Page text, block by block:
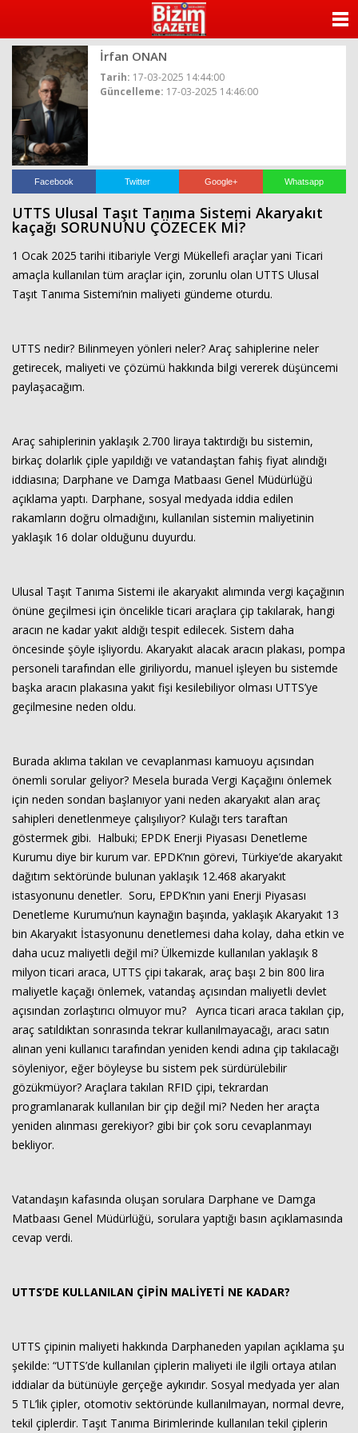
İrfan ONAN
Tarih: 17-03-2025 14:44:00
Güncelleme: 17-03-2025 14:46:00
Facebook Twitter Google+ Whatsapp
UTTS Ulusal Taşıt Tanıma Sistemi Akaryakıt
kaçağı SORUNUNU ÇÖZECEK Mİ?
1 Ocak 2025 tarihi itibariyle Vergi Mükellefi araçlar yani Ticari
amaçla kullanılan tüm araçlar için, zorunlu olan UTTS Ulusal
Taşıt Tanıma Sistemi’nin maliyeti gündeme oturdu.
UTTS nedir? Bilinmeyen yönleri neler? Araç sahiplerine neler
getirecek, maliyeti ve çözümü hakkında bilgi vererek düşüncemi
paylaşacağım.
Araç sahiplerinin yaklaşık 2.700 liraya taktırdığı bu sistemin,
birkaç dolarlık çiple yapıldığı ve vatandaştan fahiş fiyat alındığı
iddiasına; Darphane ve Damga Matbaası Genel Müdürlüğü
açıklama yaptı. Darphane, sosyal medyada iddia edilen
rakamların doğru olmadığını, kullanılan sistemin maliyetinin
yaklaşık 16 dolar olduğunu duyurdu.
Ulusal Taşıt Tanıma Sistemi ile akaryakıt alımında vergi kaçağının
önüne geçilmesi için öncelikle ticari araçlara çip takılarak, hangi
aracın ne kadar yakıt aldığı tespit edilecek. Sistem daha
öncesinde şöyle işliyordu. Akaryakıt alacak aracın plakası, pompa
personeli tarafından elle giriliyordu, manuel işleyen bu sistemde
başka aracın plakasına yakıt fişi kesilebiliyor olması UTTS’ye
geçilmesine neden oldu.
Burada aklıma takılan ve cevaplanması kamuoyu açısından
önemli sorular geliyor? Mesela burada Vergi Kaçağını önlemek
için neden sondan başlanıyor yani neden akaryakıt alan araç
sahipleri denetlenmeye çalışılıyor? Kulağı ters taraftan
göstermek gibi. Halbuki; EPDK Enerji Piyasası Denetleme
Kurumu diye bir kurum var. EPDK’nın görevi, Türkiye’de akaryakıt
dağıtım sektöründe bulunan yaklaşık 12.468 akaryakıt
istasyonunu denetler. Soru, EPDK’nın yani Enerji Piyasası
Denetleme Kurumu’nun kaynağın başında, yaklaşık Akaryakıt 13
bin Akaryakıt İstasyonunu denetlemesi daha kolay, daha etkin ve
daha ucuz maliyetli değil mi? Ülkemizde kullanılan yaklaşık 8
milyon ticari araca, UTTS çipi takarak, araç başı 2 bin 800 lira
maliyetle kaçağı önlemek, vatandaş açısından maliyetli devlet
açısından zorlaştırıcı olmuyor mu? Ayrıca ticari araca takılan çip,
araç satıldıktan sonrasında tekrar kullanılmayacağı, aracı satın
alınan yeni kullanıcı tarafından yeniden kendi adına çip takılacağı
söyleniyor, eğer böyleyse bu sistem pek sürdürülebilir
gözükmüyor? Araçlara takılan RFID çipi, tekrardan
programlanarak kullanılan bir çip değil mi? Neden her araçta
yeniden alınması gerekiyor? gibi bir çok soru cevaplanmayı
bekliyor.
Vatandaşın kafasında oluşan sorulara Darphane ve Damga
Matbaası Genel Müdürlüğü, sorulara yaptığı basın açıklamasında
cevap verdi.
UTTS’DE KULLANILAN ÇİPİN MALİYETİ NE KADAR?
UTTS çipinin maliyeti hakkında Darphaneden yapılan açıklama şu
şekilde: “UTTS’de kullanılan çiplerin maliyeti ile ilgili ortaya atılan
iddialar da bütünüyle gerçeğe aykırıdır. Sosyal medyada yer alan
5 TL’lik çipler, otomotiv sektöründe kullanılmayan, normal devre,
tekil çiplerdir. Taşıt Tanıma Birimlerinde kullanılan tekil çiplerin
YAZARLAR
VİDEO GALERİ
KÜNYE
İLETİŞİM
Haberin Doğru Adresi.